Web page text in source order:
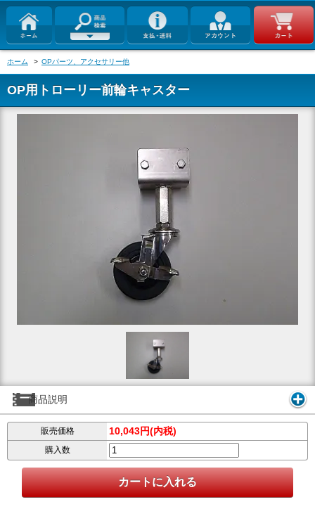
ホーム > OPパーツ、アクセサリー他
OP用トローリー前輪キャスター
商品説明
販売価格 10,043円(内税)
購入数